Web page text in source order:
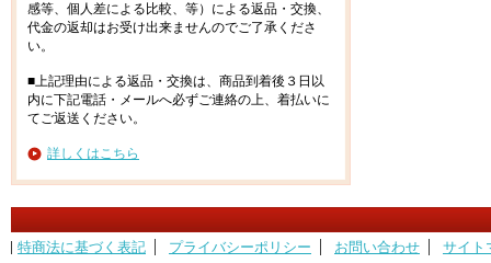
感等、個人差による比較、等）による返品・交換、
代金の返却はお受け出来ませんのでご了承くださ
い。
■上記理由による返品・交換は、商品到着後３日以
内に下記電話・メールへ必ずご連絡の上、着払いに
てご返送ください。
詳しくはこちら
特商法に基づく表記 プライバシーポリシー お問い合わせ サイト